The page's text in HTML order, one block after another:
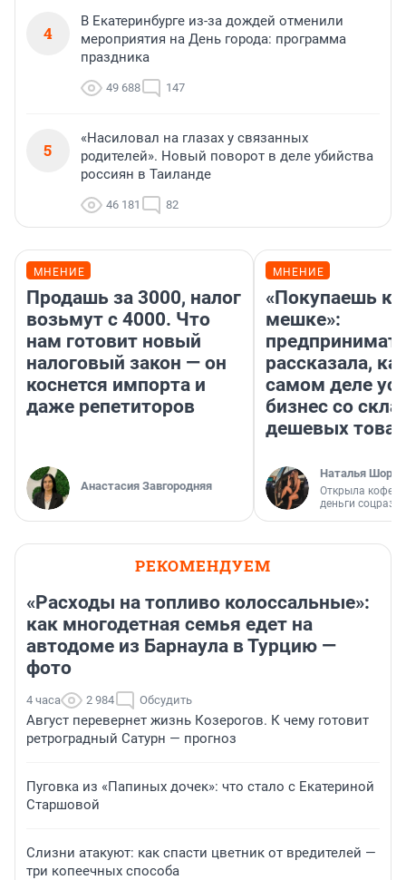
4
В Екатеринбурге из-за дождей отменили
мероприятия на День города: программа
праздника
49 688 147
5
«Насиловал на глазах у связанных
родителей». Новый поворот в деле убийства
россиян в Таиланде
46 181 82
МНЕНИЕ
Продашь за 3000, налог
возьмут с 4000. Что
нам готовит новый
налоговый закон — он
коснется импорта и
даже репетиторов
Анастасия Завгородняя
МНЕНИЕ
«Покупаешь
мешке»:
рассказала,
самом деле
бизнес со
дешевых
Наталья
Открыла
деньги
РЕКОМЕНДУЕМ
«Расходы на топливо колоссальные»:
как многодетная семья едет на
автодоме из Барнаула в Турцию —
фото
4 часа 2 984 Обсудить
Август перевернет жизнь Козерогов. К чему готовит
ретроградный Сатурн — прогноз
Пуговка из «Папиных дочек»: что стало с Екатериной
Старшовой
Слизни атакуют: как спасти цветник от вредителей —
три копеечных способа